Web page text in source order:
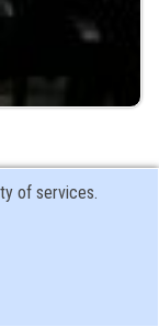
of services.